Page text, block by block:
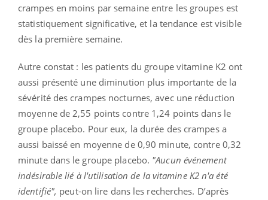
crampes en moins par semaine entre les groupes est
statistiquement significative, et la tendance est visible
dès la première semaine.
Autre constat : les patients du groupe vitamine K2 ont
aussi présenté une diminution plus importante de la
sévérité des crampes nocturnes, avec une réduction
moyenne de 2,55 points contre 1,24 points dans le
groupe placebo. Pour eux, la durée des crampes a
aussi baissé en moyenne de 0,90 minute, contre 0,32
minute dans le groupe placebo. "Aucun événement
indésirable lié à l'utilisation de la vitamine K2 n'a été
identifié", peut-on lire dans les recherches. D’après